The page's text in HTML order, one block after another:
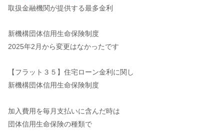
取扱金融機関が提供する最多金利
新機構団体信用生命保険制度
2025年2月から変更はなかったです
【フラット３５】住宅ローン金利に関し
新機構団体信用生命保険制度
加入費用を毎月支払いに含んだ時は
団体信用生命保険の種類で